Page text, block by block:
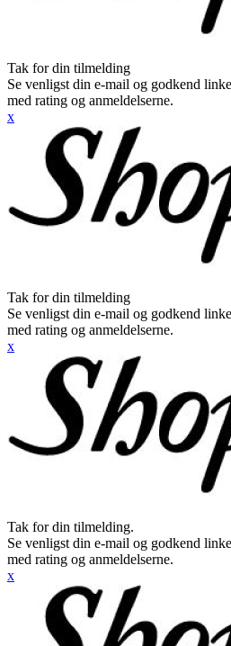
Tak for din tilmelding
Se venligst din e-mail og godkend
med rating og anmeldelserne.
x
Tak for din tilmelding
Se venligst din e-mail og godkend
med rating og anmeldelserne.
x
Tak for din tilmelding.
Se venligst din e-mail og godkend
med rating og anmeldelserne.
x